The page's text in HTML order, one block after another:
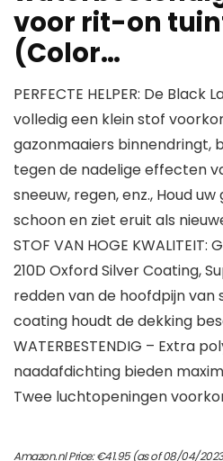
voor rit-on
(Color…
PERFECTE HELPER: De
volledig een klein stof
gazonmaaiers binnendringt,
tegen de nadelige effecten
sneeuw, regen, enz., Houd
schoon en ziet eruit als
STOF VAN HOGE
210D Oxford Silver Coating,
redden van de hoofdpijn van
coating houdt de dekking
WATERBESTENDIG – Extra
naadafdichting bieden
Twee luchtopeningen
Amazon.nl Price:€41.95(as of 08/04/2023